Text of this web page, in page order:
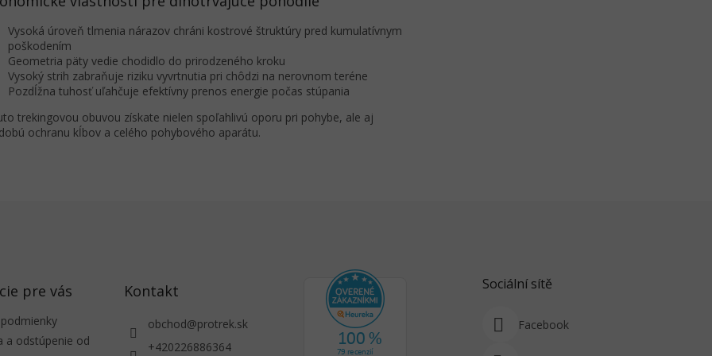
Vysoká úroveň tlmenia nárazov chráni kostrové štruktúry pred kumulatívnym
poškodením
Geometria päty vedie chodidlo do prirodzeného kroku
Vysoký strih zabraňuje riziku vyvrtnutia pri chôdzi na nerovnom teréne
Pozdĺžna tuhosť uľahčuje efektívny prenos energie počas stúpania
trekingovou obuvou získate nielen spoľahlivú oporu pri pohybe, ale aj
ochranu kĺbov a celého pohybového aparátu.
pre vás
a odstúpenie od
Kontakt
obchod@protrek.sk
+420226886364
Sociální sítě
Facebook